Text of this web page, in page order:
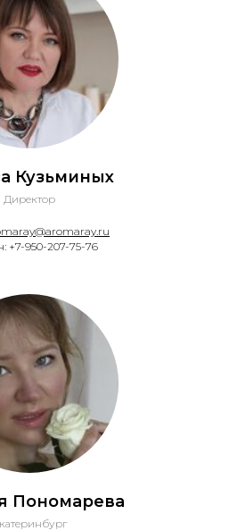
Кузьминых
Директор
+7-950-207-75-76
Пономарева